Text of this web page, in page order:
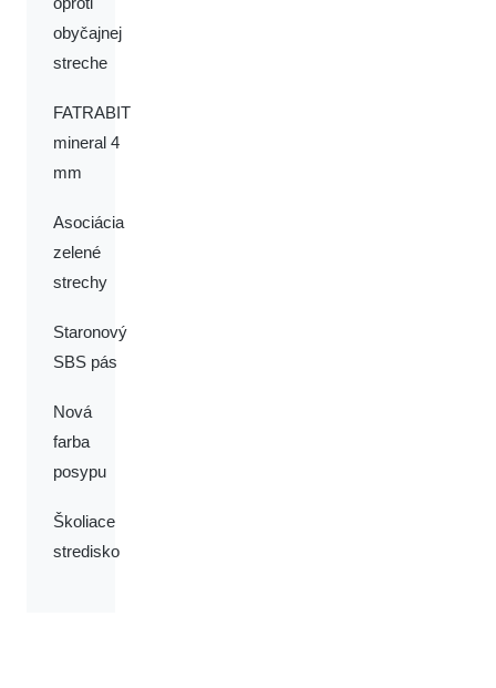
obyčajnej
streche
FATRABIT
mineral 4
mm
Asociácia
zelené
strechy
Staronový
SBS pás
Nová
farba
posypu
Školiace
stredisko